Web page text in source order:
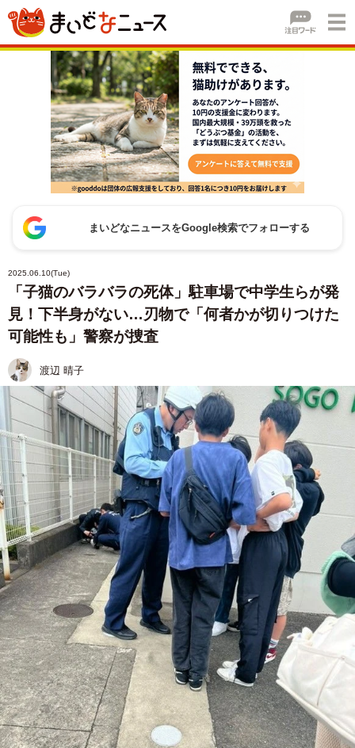
まいどなニュースをGoogle検索でフォローする
2025.06.10(Tue)
「子猫のバラバラの死体」駐車場で中学生らが発
見！下半身がない…刃物で「何者かが切りつけた
可能性も」警察が捜査
渡辺 晴子